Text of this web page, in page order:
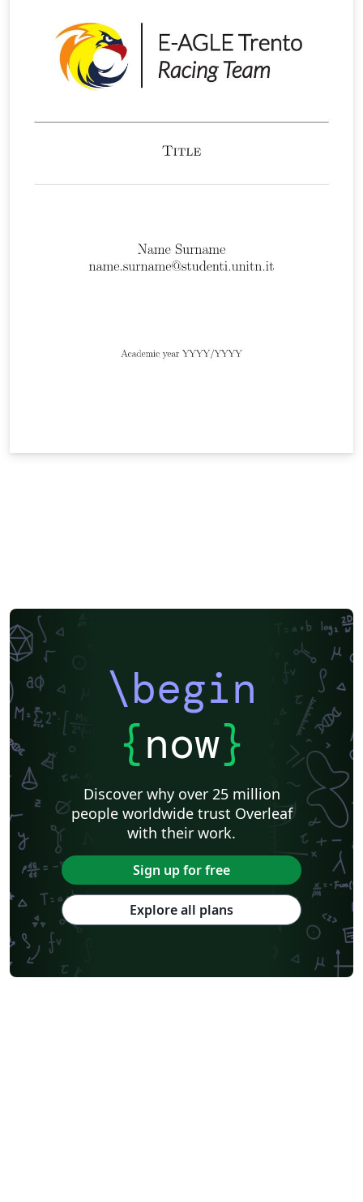
\begin
{now}
Discover why over 25 million
people worldwide trust Overleaf
with their work.
Sign up for free
Explore all plans